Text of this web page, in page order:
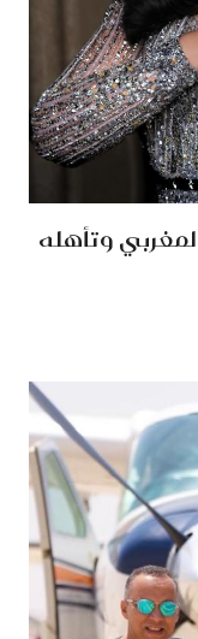
وتأهله